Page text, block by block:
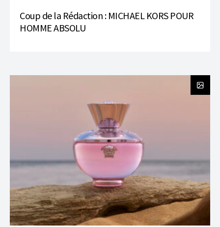
Coup de la Rédaction : MICHAEL KORS POUR
HOMME ABSOLU